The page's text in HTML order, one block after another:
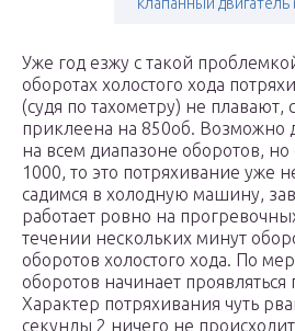
Уже год езжу с такой
оборотах холостого хода
(судя по тахометру) не плавают,
приклеена на 850об. Возможно
на всем диапазоне оборотов,
1000, то это потряхивание уже
садимся в холодную машину,
работает ровно на
течении нескольких минут
оборотов холостого хода. По
оборотов начинает проявляться
Характер потряхивания чуть
секунды 2 ничего не